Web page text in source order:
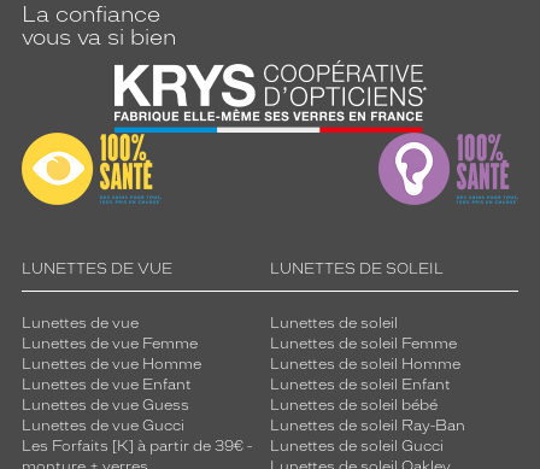
La confiance
vous va si bien
LUNETTES DE VUE
Lunettes de vue
Lunettes de vue Femme
Lunettes de vue Homme
Lunettes de vue Enfant
Lunettes de vue Guess
Lunettes de vue Gucci
Les Forfaits [K] à partir de 39€ -
LUNETTES DE SOLEIL
Lunettes de soleil
Lunettes de soleil Femme
Lunettes de soleil Homme
Lunettes de soleil Enfant
Lunettes de soleil bébé
Lunettes de soleil Ray-Ban
Lunettes de soleil Gucci